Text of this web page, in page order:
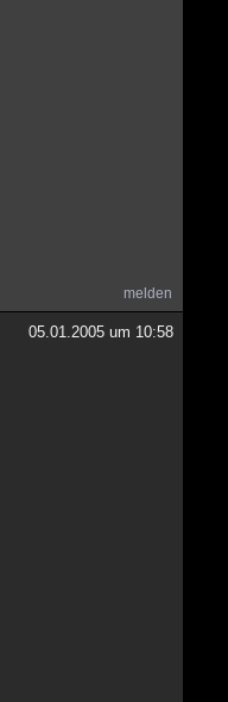
melden
05.01.2005 um 10:58